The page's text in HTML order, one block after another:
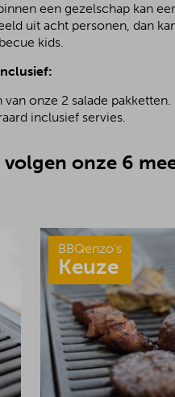
een gezelschap kan
uit acht personen, dan
kids.
onze 2 salade
inclusief servies.
onze 6
BBQenzo’s
Keuze